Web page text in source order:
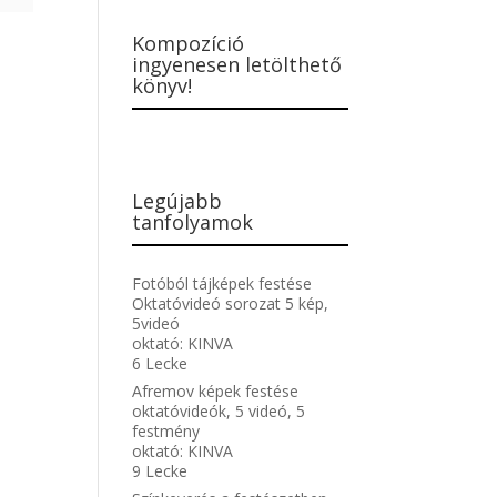
Kompozíció
ingyenesen letölthető
könyv!
Legújabb
tanfolyamok
Fotóból tájképek festése
Oktatóvideó sorozat 5 kép,
5videó
oktató: KINVA
6 Lecke
Afremov képek festése
oktatóvideók, 5 videó, 5
festmény
oktató: KINVA
9 Lecke